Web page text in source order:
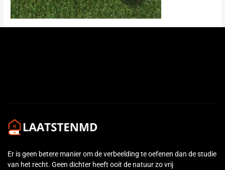
Er is geen betere manier om de verbeelding te oefenen dan de studie
van het recht. Geen dichter heeft ooit de natuur zo vrij